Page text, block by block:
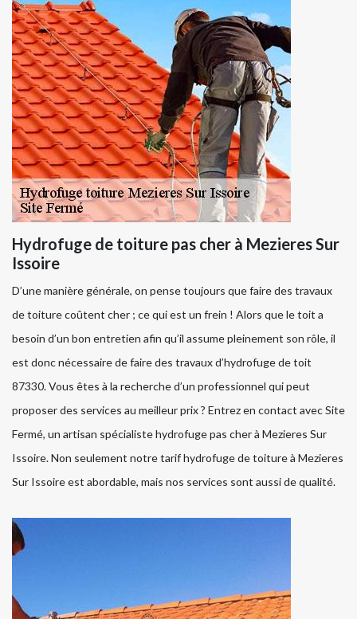
Hydrofuge de toiture pas cher à Mezieres Sur
Issoire
D’une manière générale, on pense toujours que faire des travaux
de toiture coûtent cher ; ce qui est un frein ! Alors que le toit a
besoin d’un bon entretien afin qu’il assume pleinement son rôle, il
est donc nécessaire de faire des travaux d’hydrofuge de toit
87330. Vous êtes à la recherche d’un professionnel qui peut
proposer des services au meilleur prix ? Entrez en contact avec Site
Fermé, un artisan spécialiste hydrofuge pas cher à Mezieres Sur
Issoire. Non seulement notre tarif hydrofuge de toiture à Mezieres
Sur Issoire est abordable, mais nos services sont aussi de qualité.